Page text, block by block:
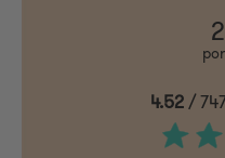
4.52/